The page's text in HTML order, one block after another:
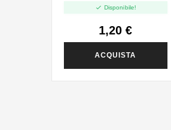
 Disponibile!
1,20 €
ACQUISTA